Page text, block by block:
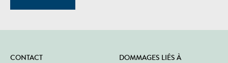
CONTACT
DOMMAGES LIÉS À